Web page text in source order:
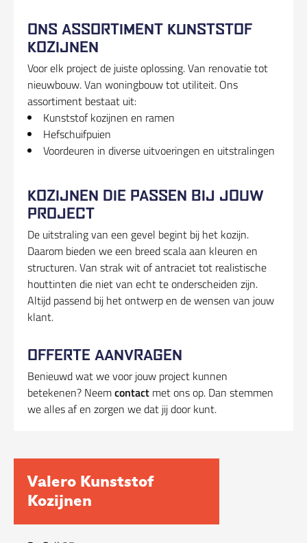
ONS ASSORTIMENT KUNSTSTOF
KOZIJNEN
Voor elk project de juiste oplossing. Van renovatie tot
nieuwbouw. Van woningbouw tot utiliteit. Ons
assortiment bestaat uit:
Kunststof kozijnen en ramen
Hefschuifpuien
Voordeuren in diverse uitvoeringen en uitstralingen
KOZIJNEN DIE PASSEN BIJ JOUW
PROJECT
De uitstraling van een gevel begint bij het kozijn.
Daarom bieden we een breed scala aan kleuren en
structuren. Van strak wit of antraciet tot realistische
houttinten die niet van echt te onderscheiden zijn.
Altijd passend bij het ontwerp en de wensen van jouw
klant.
OFFERTE AANVRAGEN
Benieuwd wat we voor jouw project kunnen
betekenen? Neemcontact met ons op. Dan stemmen
we alles af en zorgen we dat jij door kunt.
Valero Kunststof
Kozijnen